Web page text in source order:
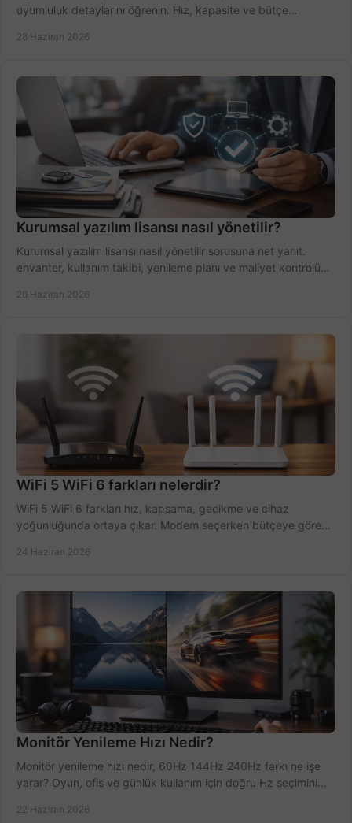
uyumluluk detaylarını öğrenin. Hız, kapasite ve bütçe
28 Haziran 2026
Kurumsal yazılım lisansı nasıl yönetilir?
Kurumsal yazılım lisansı nasıl yönetilir sorusuna net yanıt:
envanter, kullanım takibi, yenileme planı ve maliyet kontrolü
26 Haziran 2026
WiFi 5 WiFi 6 farkları nelerdir?
WiFi 5 WiFi 6 farkları hız, kapsama, gecikme ve cihaz
yoğunluğunda ortaya çıkar. Modem seçerken bütçeye göre
24 Haziran 2026
Monitör Yenileme Hızı Nedir?
Monitör yenileme hızı nedir, 60Hz 144Hz 240Hz farkı ne işe
yarar? Oyun, ofis ve günlük kullanım için doğru Hz seçimini
22 Haziran 2026